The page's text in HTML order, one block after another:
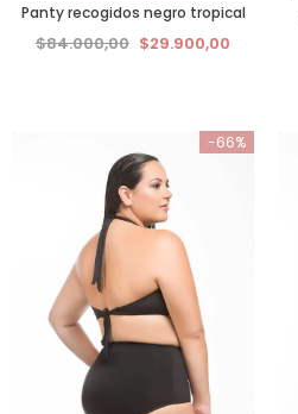
Panty recogidos negro tropical
$84.000,00 $29.900,00
-66%